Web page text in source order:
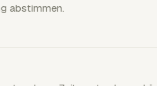
abstimmen.